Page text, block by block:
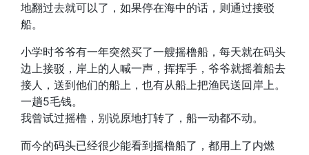
地翻过去就可以了，如果停在海中的话，则通过接驳
船。
小学时爷爷有一年突然买了一艘摇橹船，每天就在码头
边上接驳，岸上的人喊一声，挥挥手，爷爷就摇着船去
接人，送到他们的船上，也有从船上把渔民送回岸上。
一趟5毛钱。
我曾试过摇橹，别说原地打转了，船一动都不动。
而今的码头已经很少能看到摇橹船了，都用上了内燃